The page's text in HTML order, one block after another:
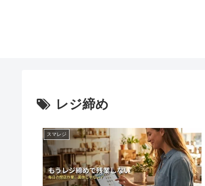
レジ締め
スマレジ